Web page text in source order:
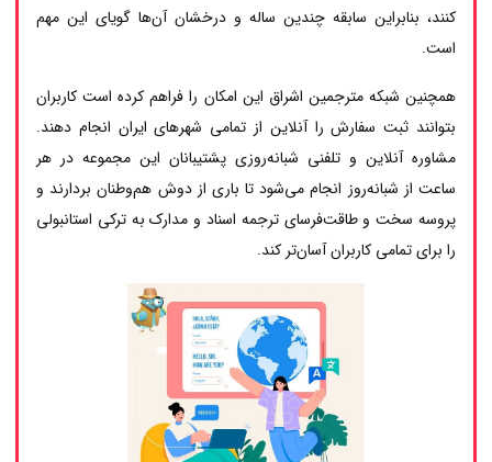
کنند، بنابراین سابقه چندین ساله و درخشان آن‌ها گویای این مهم
است.
همچنین شبکه مترجمین اشراق این امکان را فراهم کرده است کاربران
بتوانند ثبت سفارش را آنلاین از تمامی شهرهای ایران انجام دهند.
مشاوره آنلاین و تلفنی شبانه‌روزی پشتیبانان این مجموعه در هر
ساعت از شبانه‌روز انجام می‌شود تا باری از دوش هم‌وطنان بردارند و
پروسه سخت و طاقت‌فرسای ترجمه اسناد و مدارک به ترکی استانبولی
را برای تمامی کاربران آسان‌تر کند.